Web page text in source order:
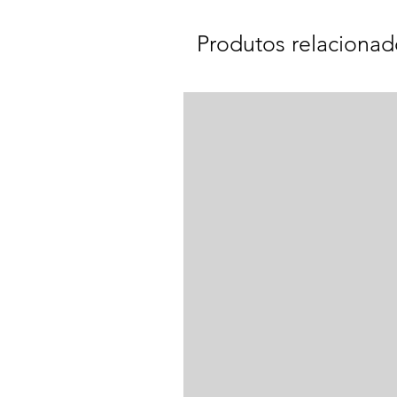
Produtos